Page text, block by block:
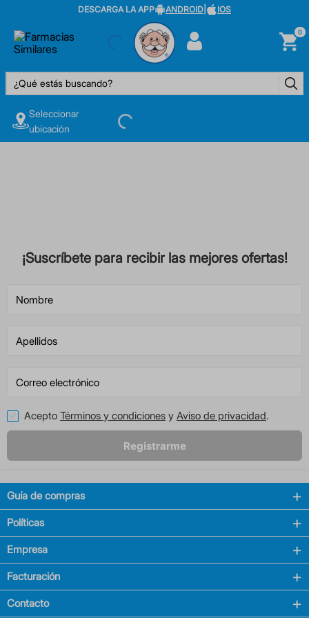
DESCARGA LA APP ANDROID IOS
0
¿Qué estás buscando?
Seleccionar
ubicación
¡Suscríbete para recibir las mejores ofertas!
Acepto Términos y condiciones y Aviso de privacidad.
Registrarme
Guía de compras
Políticas
Empresa
Facturación
Contacto